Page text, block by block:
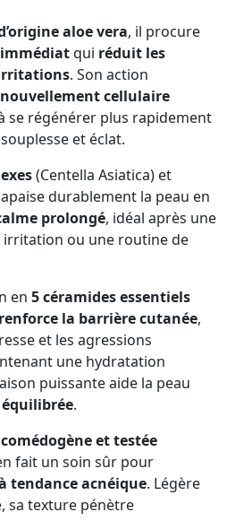
aloe vera, il procure
qui réduit les
. Son action
cellulaire
se régénérer plus rapidement
et éclat.
(Centella Asiatica) et
durablement la peau en
prolongé, idéal après une
irritation ou une routine de
en 5 céramides essentiels
renforce la barrière cutanée,
et les agressions
une hydratation
puissante aide la peau
.
et testée
fait un soin sûr pour
tendance acnéique. Légère
sa texture pénètre